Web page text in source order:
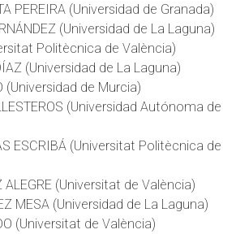
PEREIRA (Universidad de Granada)
(Universidad de La Laguna)
Politècnica de València)
(Universidad de La Laguna)
(Universidad de Murcia)
(Universidad Autónoma de
ESCRIBÁ (Universitat Politècnica de
ALEGRE (Universitat de València)
MESA (Universidad de La Laguna)
(Universitat de València)